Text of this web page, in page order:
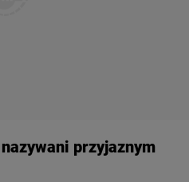
przyjaznym